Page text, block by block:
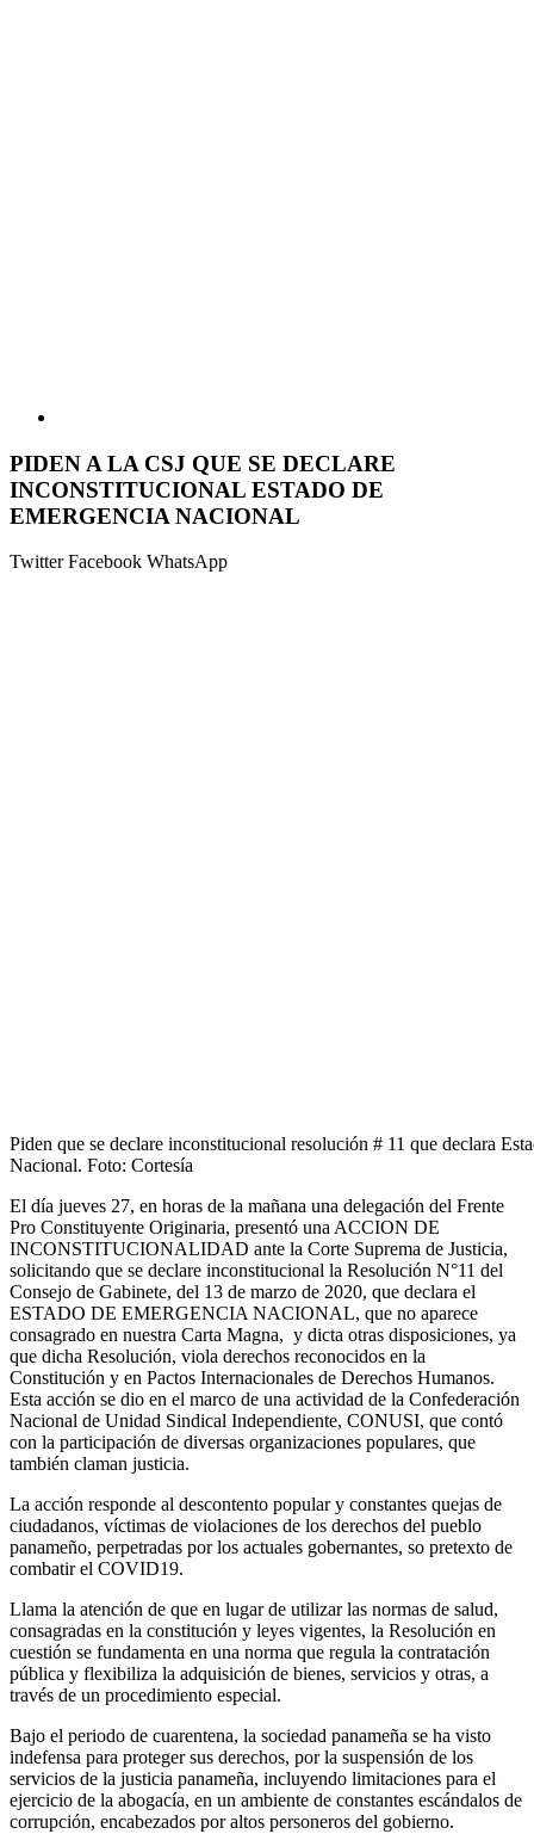
PIDEN A LA CSJ QUE SE DECLARE
INCONSTITUCIONAL ESTADO DE
EMERGENCIA NACIONAL
TwitterFacebook WhatsApp
Piden que se declare inconstitucional resolución # 11 que declara
Nacional. Foto: Cortesía
El día jueves 27, en horas de la mañana una delegación del Frente
Pro Constituyente Originaria, presentó una ACCION DE
INCONSTITUCIONALIDAD ante la Corte Suprema de Justicia,
solicitando que se declare inconstitucional la Resolución N°11 del
Consejo de Gabinete, del 13 de marzo de 2020, que declara el
ESTADO DE EMERGENCIA NACIONAL, que no aparece
consagrado en nuestra Carta Magna, y dicta otras disposiciones, ya
que dicha Resolución, viola derechos reconocidos en la
Constitución y en Pactos Internacionales de Derechos Humanos.
Esta acción se dio en el marco de una actividad de la Confederación
Nacional de Unidad Sindical Independiente, CONUSI, que contó
con la participación de diversas organizaciones populares, que
también claman justicia.
La acción responde al descontento popular y constantes quejas de
ciudadanos, víctimas de violaciones de los derechos del pueblo
panameño, perpetradas por los actuales gobernantes, so pretexto de
combatir el COVID19.
Llama la atención de que en lugar de utilizar las normas de salud,
consagradas en la constitución y leyes vigentes, la Resolución en
cuestión se fundamenta en una norma que regula la contratación
pública y flexibiliza la adquisición de bienes, servicios y otras, a
través de un procedimiento especial.
Bajo el periodo de cuarentena, la sociedad panameña se ha visto
indefensa para proteger sus derechos, por la suspensión de los
servicios de la justicia panameña, incluyendo limitaciones para el
ejercicio de la abogacía, en un ambiente de constantes escándalos de
corrupción, encabezados por altos personeros del gobierno.